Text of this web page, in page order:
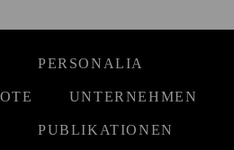
PERSONALIA
UNTERNEHMEN
PUBLIKATIONEN